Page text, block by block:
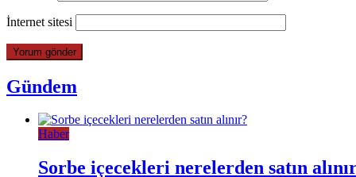
İnternet sitesi
Gündem
Haber
Sorbe içecekleri nerelerden satın